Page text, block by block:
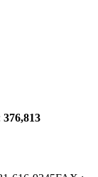
376,813